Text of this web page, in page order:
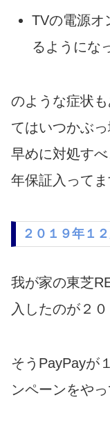
TVの電源オ
るようにな
のような症状
てはいつかぶ
早めに対処す
年保証入ってま
２０１９年１
我が家の東芝
入したのが２
そうPayPayが
ンペーンをやっ